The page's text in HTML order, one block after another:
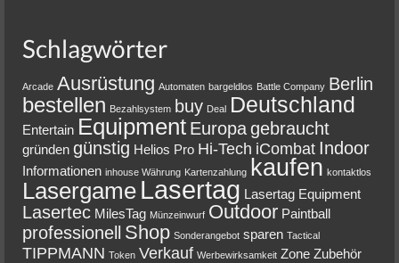
Schlagwörter
Arcade Ausrüstung Automaten bargeldlos Battle Company Berlin
bestellen Bezahlsystem buy Deal Deutschland
Entertain Equipment Europagebraucht
gründen günstig Helios Pro Hi-Tech iCombat Indoor
Informationen inhouse Währung Kartenzahlung kaufen kontaktlos
Lasergame Lasertag Lasertag Equipment
Lasertec MilesTag Münzeinwurf Outdoor Paintball
professionell Shop Sonderangebot sparen Tactical
TIPPMANN Token Verkauf Werbewirksamkeit Zone Zubehör